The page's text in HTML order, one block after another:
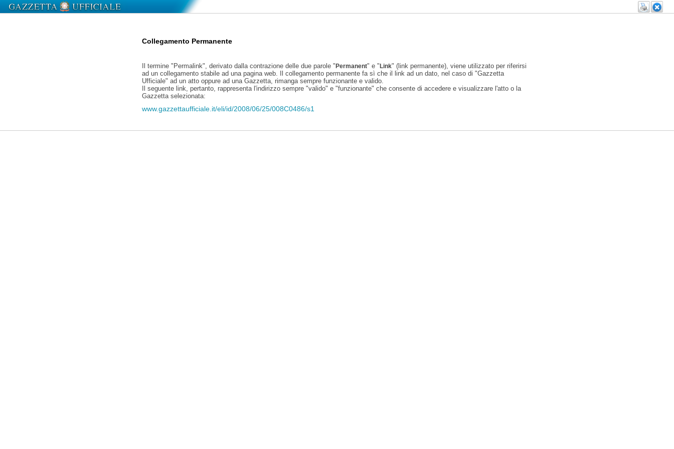
Collegamento Permanente
Il termine "Permalink", derivato dalla contrazione delle due parole "Permanent" e "Link" (link permanente), viene utilizzato per riferirsi
ad un collegamento stabile ad una pagina web. Il collegamento permanente fa sì che il link ad un dato, nel caso di "Gazzetta
Ufficiale" ad un atto oppure ad una Gazzetta, rimanga sempre funzionante e valido.
Il seguente link, pertanto, rappresenta l'indirizzo sempre "valido" e "funzionante" che consente di accedere e visualizzare l'atto o la
Gazzetta selezionata:
www.gazzettaufficiale.it/eli/id/2008/06/25/008C0486/s1